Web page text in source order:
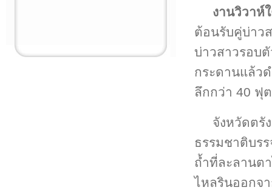
งานวิวาห์
ต้อนรับคู่บ่าว
บ่าวสาวรอบ
กระดานแล้ว
ลึกกว่า 40 ฟุต
จังหวัดตรั
ธรรมชาติบร
ถ้ำที่ละลานต
ไหลรินออกจ